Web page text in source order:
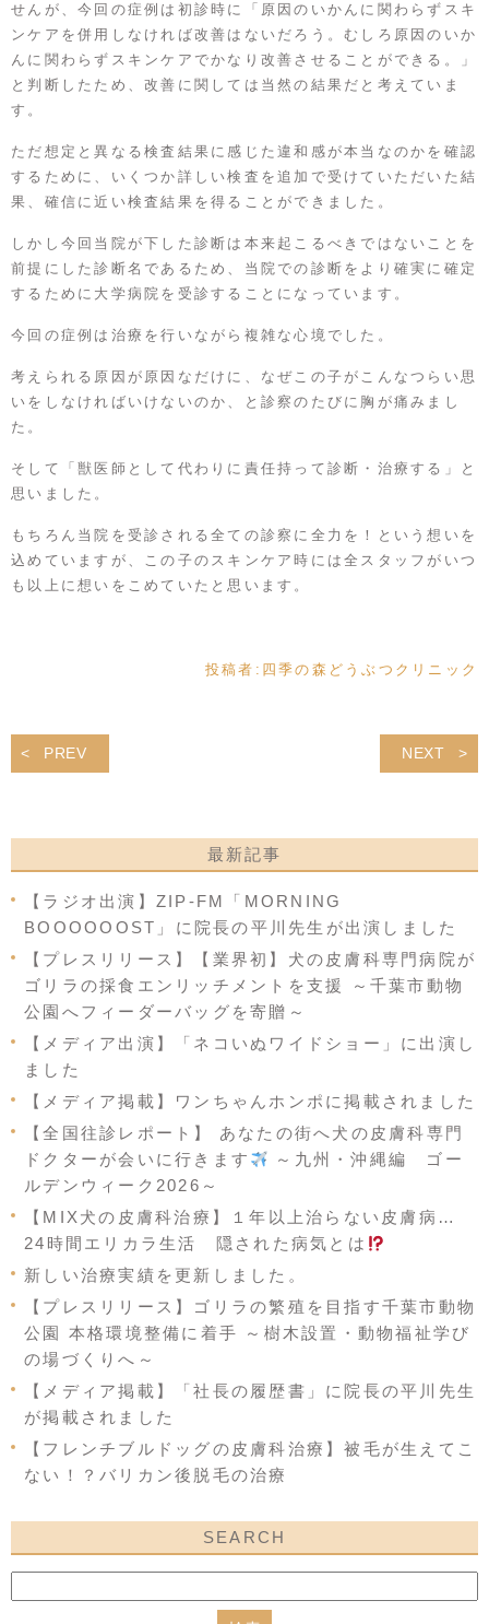
せんが、今回の症例は初診時に「原因のいかんに関わらずスキ
ンケアを併用しなければ改善はないだろう。むしろ原因のいか
んに関わらずスキンケアでかなり改善させることができる。」
と判断したため、改善に関しては当然の結果だと考えていま
す。
ただ想定と異なる検査結果に感じた違和感が本当なのかを確認
するために、いくつか詳しい検査を追加で受けていただいた結
果、確信に近い検査結果を得ることができました。
しかし今回当院が下した診断は本来起こるべきではないことを
前提にした診断名であるため、当院での診断をより確実に確定
するために大学病院を受診することになっています。
今回の症例は治療を行いながら複雑な心境でした。
考えられる原因が原因なだけに、なぜこの子がこんなつらい思
いをしなければいけないのか、と診察のたびに胸が痛みまし
た。
そして「獣医師として代わりに責任持って診断・治療する」と
思いました。
もちろん当院を受診される全ての診察に全力を！という想いを
込めていますが、この子のスキンケア時には全スタッフがいつ
も以上に想いをこめていたと思います。
投稿者: 四季の森どうぶつクリニック
PREV NEXT
最新記事
【ラジオ出演】ZIP-FM「MORNING
BOOOOOOST」に院長の平川先生が出演しました
【プレスリリース】【業界初】犬の皮膚科専門病院が
ゴリラの採食エンリッチメントを支援 ～千葉市動物
公園へフィーダーバッグを寄贈～
【メディア出演】「ネコいぬワイドショー」に出演し
ました
【メディア掲載】ワンちゃんホンポに掲載されました
【全国往診レポート】 あなたの街へ犬の皮膚科専門
ドクターが会いに行きます
～九州・沖縄編 ゴー
ルデンウィーク2026～
【MIX犬の皮膚科治療】１年以上治らない皮膚病…
24時間エリカラ生活 隠された病気とは
新しい治療実績を更新しました。
【プレスリリース】ゴリラの繁殖を目指す千葉市動物
公園 本格環境整備に着手 ～樹木設置・動物福祉学び
の場づくりへ～
【メディア掲載】「社長の履歴書」に院長の平川先生
が掲載されました
【フレンチブルドッグの皮膚科治療】被毛が生えてこ
ない！？バリカン後脱毛の治療
SEARCH